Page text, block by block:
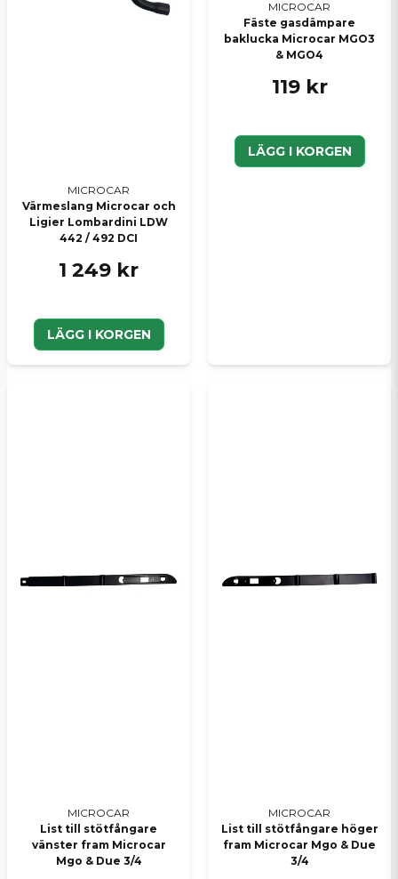
MICROCAR
Värmeslang Microcar och
Ligier Lombardini LDW
442 / 492 DCI
1 249 kr
LÄGG I KORGEN
MICROCAR
Fäste gasdämpare
baklucka Microcar MGO3
& MGO4
119 kr
LÄGG I KORGEN
MICROCAR
List till stötfångare
vänster fram Microcar
Mgo & Due 3/4
MICROCAR
List till stötfångare höger
fram Microcar Mgo & Due
3/4
Skicka en fråga